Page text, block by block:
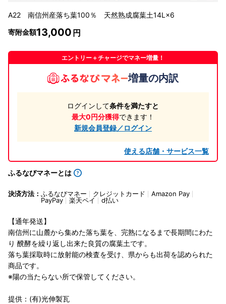
A22 南信州産落ち葉100％ 天然熟成腐葉土14L×6
寄附金額13,000
エントリー＋チャージでマネー増量！
増量の内訳
ログインして条件を満たすと
最大0円分獲得できます！
新規会員登録／ログイン
使える店舗・サービス一覧
ふるなびマネーとは
決済方法： ふるなびマネー クレジットカード
Amazon Pay
PayPay
楽天ペイ d払い
【通年発送】
南信州に山麓から集めた落ち葉を、完熟になるまで長期間にわた
り 醗酵を繰り返し出来た良質の腐葉土です。
落ち葉採取時に放射能の検査を受け、県からも出荷を認められた
商品です。
※陽の当たらない所で保管してください。
提供：(有)光伸製瓦